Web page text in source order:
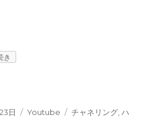
き
日
カ
Youtube
タ
チャネリング ,ハ